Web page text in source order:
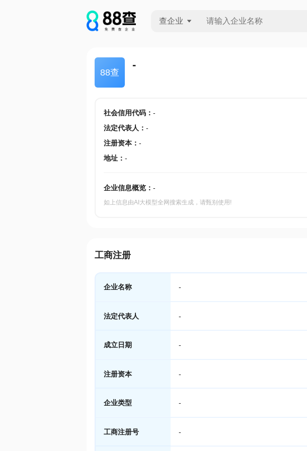
查企业
88查
-
社会信用代码： -
法定代表人 ： -
注册资本： -
地址： -
企业信息概览： -
如上信息由AI大模型全网搜索生成，请甄别使用!
工商注册
企业名称 -
法定代表人 -
成立日期 -
注册资本 -
企业类型 -
工商注册号 -